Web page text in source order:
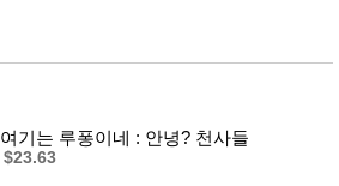
여기는 루퐁이네 : 안녕? 천사들
$23.63